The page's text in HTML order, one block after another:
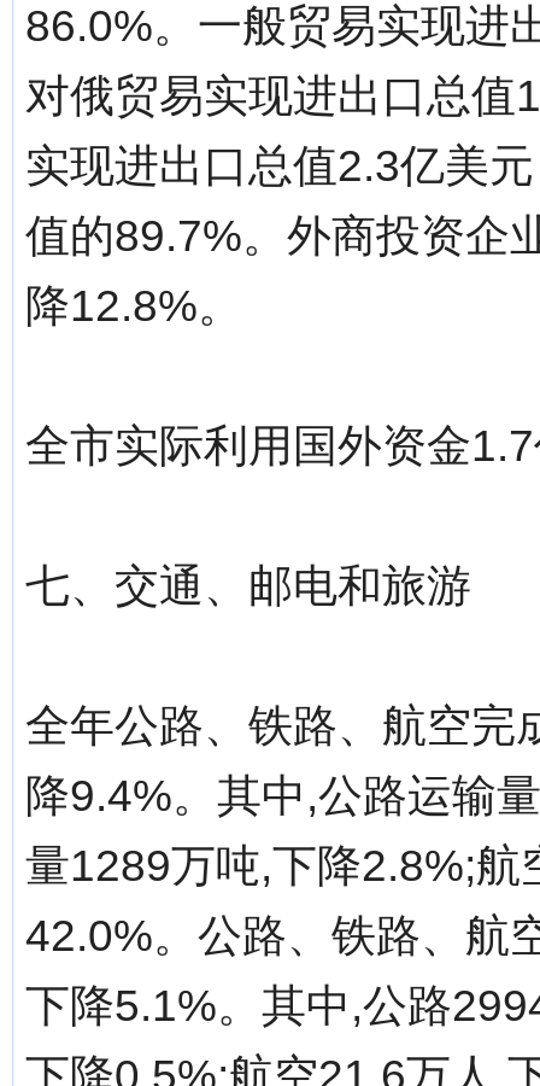
86.0%。一般贸易实现进
对俄贸易实现进出口总值
实现进出口总值2.3亿美
值的89.7%。外商投资企
降12.8%。
全市实际利用国外资金
七、交通、邮电和旅游
全年公路、铁路、航空完
降9.4%。其中,公路运输
量1289万吨,下降2.8%;
42.0%。公路、铁路、航
下降5.1%。其中,公路
下降0.5%;航空21.6万人,